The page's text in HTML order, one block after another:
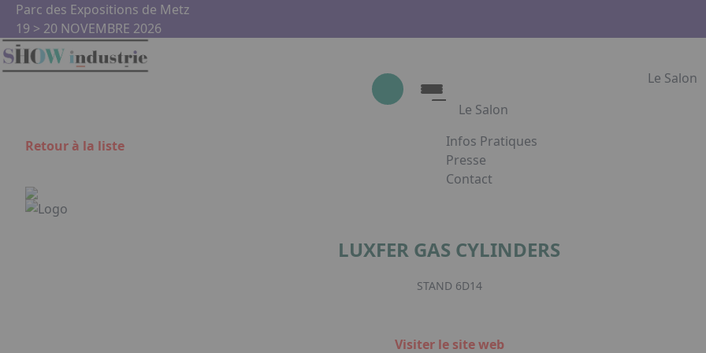
Aller au contenu principal
Parc des Expositions de Metz
19 > 20 NOVEMBRE 2026
Le Salon
Le Salon
Le Salon
Show Industrie
Infos Pratiques
Presse
Contact
Retour à la liste
LUXFER GAS CYLINDERS
STAND 6D14
Visiter le site web
Panneau de gestion des cookies